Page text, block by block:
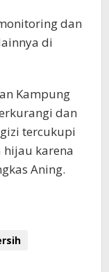
dan
di
Kampung
dan
tercukupi
hijau karena
Aning.